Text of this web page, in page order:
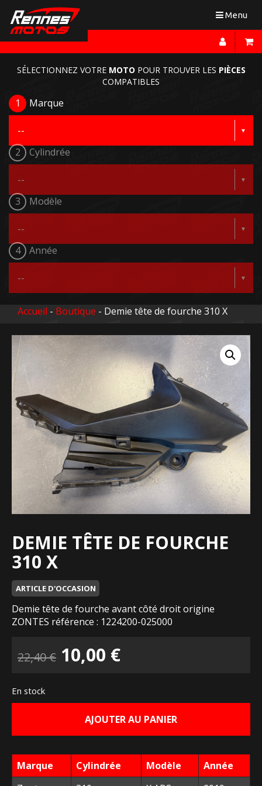
Toggle
Menu
SÉLECTIONNEZ VOTRE MOTO POUR TROUVER LES PIÈCES
COMPATIBLES
1 Marque
2 Cylindrée
3 Modèle
4 Année
Accueil - Boutique - Demie tête de fourche 310 X
DEMIE TÊTE DE FOURCHE
310 X
ARTICLE D'OCCASION
Demie tête de fourche avant côté droit origine
ZONTES référence : 1224200-025000
22,40€ Le
initial
était :
22,40 €.
10,00 €Le
actuel
est :
10,00 €.
En stock
AJOUTER AU PANIER
Marque Cylindrée Modèle
Année